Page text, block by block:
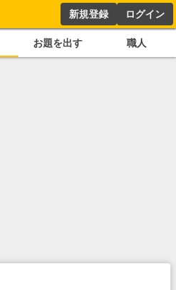
新規登録 ログイン
お題を出す 職人